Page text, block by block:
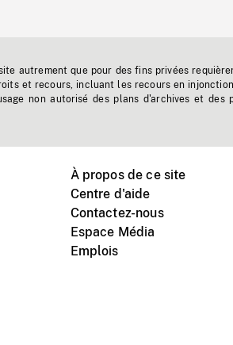
autrement que pour des fins privées
et recours, incluant les recours en
non autorisé des plans d'archives et des
À propos de ce site
Centre d'aide
Contactez-nous
Espace Média
Emplois